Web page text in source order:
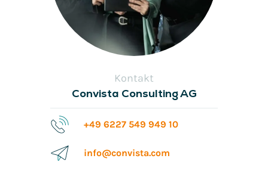
Kontakt
Convista Consulting AG
+49 6227 549 949 10
info@convista.com